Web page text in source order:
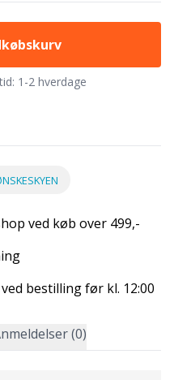
1-2 hverdage
ved køb over 499,-
bestilling før kl. 12:00
(0)